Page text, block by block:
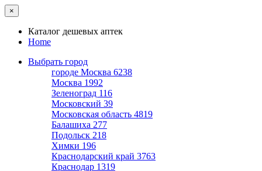
×
Каталог дешевых аптек
Home
Выбрать город
городе Москва 6238
Москва 1992
Зеленоград 116
Московский 39
Московская область 4819
Балашиха 277
Подольск 218
Химки 196
Краснодарский край 3763
Краснодар 1319